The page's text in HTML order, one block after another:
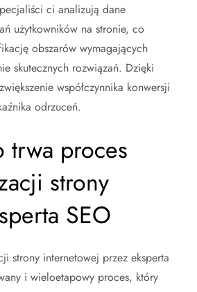
ci analizują dane
użytkowników na stronie, co
obszarów wymagających
skutecznych rozwiązań. Dzięki
współczynnika konwersji
odrzuceń.
trwa proces
strony
SEO
strony internetowej przez eksperta
i wieloetapowy proces, który